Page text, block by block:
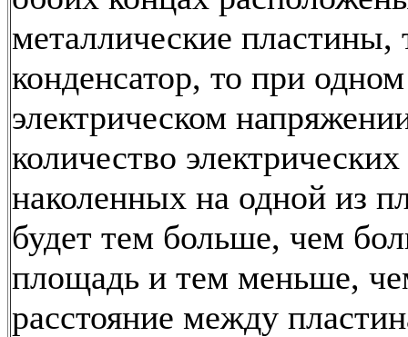
металлические пластины,
конденсатор, то при
электрическом
количество
наколенных на одной из
будет тем больше, чем
площадь и тем меньше,
расстояние между